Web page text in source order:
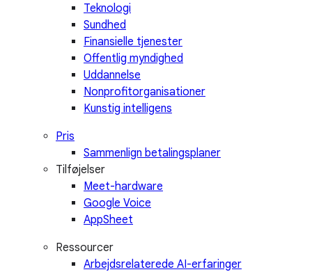
Teknologi
Sundhed
Finansielle tjenester
Offentlig myndighed
Uddannelse
Nonprofitorganisationer
Kunstig intelligens
Pris
Sammenlign betalingsplaner
Tilføjelser
Meet-hardware
Google Voice
AppSheet
Ressourcer
Arbejdsrelaterede AI-erfaringer